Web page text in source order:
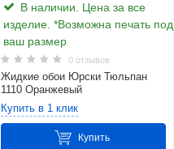
В наличии. Цена за все
изделие. *Возможна печать под
ваш размер
0 отзывов
Жидкие обои Юрски Тюльпан
1110 Оранжевый
Купить в 1 клик
Купить